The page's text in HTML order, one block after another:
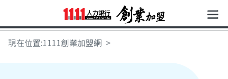
現在位置:1111創業加盟網